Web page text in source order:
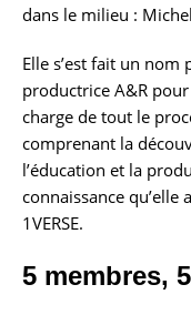
dans le milieu :
Elle s’est fait un
productrice A&R
charge de tout le
comprenant la
l’éducation et la
connaissance qu’elle
1VERSE.
5 membres,